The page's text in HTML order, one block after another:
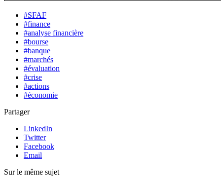
#SFAF
#finance
#analyse financière
#bourse
#banque
#marchés
#évaluation
#crise
#actions
#économie
Partager
LinkedIn
Twitter
Facebook
Email
Sur le même sujet